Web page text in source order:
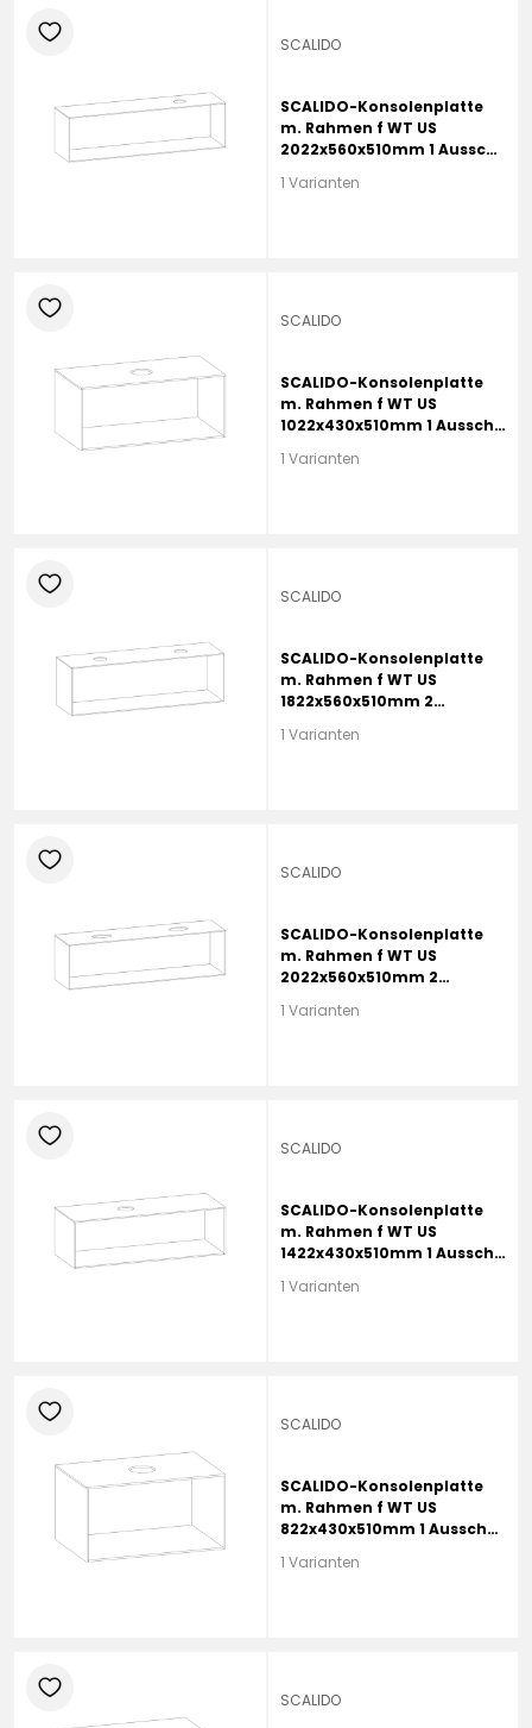
heart
SCALIDO
SCALIDO-Konsolenplatte
m. Rahmen f WT US
2022x560x510mm 1 Aussch
1 Varianten
heart
SCALIDO
SCALIDO-Konsolenplatte
m. Rahmen f WT US
1022x430x510mm 1 Aussch
1 Varianten
heart
SCALIDO
SCALIDO-Konsolenplatte
m. Rahmen f WT US
1822x560x510mm 2
1 Varianten
heart
SCALIDO
SCALIDO-Konsolenplatte
m. Rahmen f WT US
2022x560x510mm 2
1 Varianten
heart
SCALIDO
SCALIDO-Konsolenplatte
m. Rahmen f WT US
1422x430x510mm 1 Ausschn
1 Varianten
heart
SCALIDO
SCALIDO-Konsolenplatte
m. Rahmen f WT US
822x430x510mm 1 Ausschn
1 Varianten
heart
SCALIDO